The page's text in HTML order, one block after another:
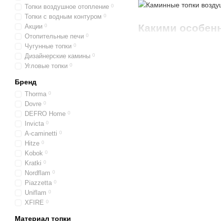
Какими
Топки воздушное отопление 0
Топки с водным контуром 0
Акции 0
Отопительные печи 0
Чугунные топки 0
Дизайнерские камины 0
Угловые топки 0
Бренд
Thorma 0
Dovre 0
DEFRO Home 0
Invicta 0
A-caminetti 0
Hitze 0
Kobok 0
Kratki 0
Nordflam 0
Piazzetta 0
Uniflam 0
XFIRE 0
Материал топки